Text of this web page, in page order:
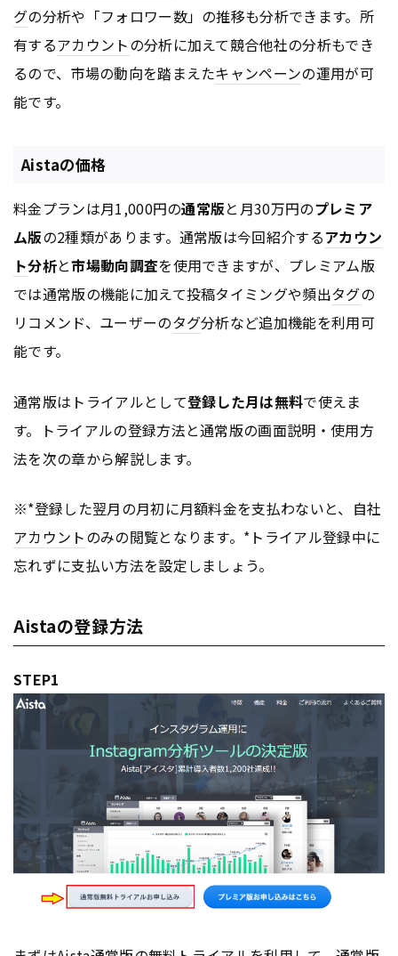
グの分析や「フォロワー数」の推移も分析できます。所
有するアカウントの分析に加えて競合他社の分析もでき
るので、市場の動向を踏まえたキャンペーンの運用が可
能です。
Aistaの価格
料金プランは月1,000円の通常版と月30万円のプレミア
ム版の2種類があります。通常版は今回紹介するアカウン
ト分析と市場動向調査を使用できますが、プレミアム版
では通常版の機能に加えて投稿タイミングや頻出タグの
リコメンド、ユーザーのタグ分析など追加機能を利用可
能です。
通常版はトライアルとして登録した月は無料で使えま
す。トライアルの登録方法と通常版の画面説明・使用方
法を次の章から解説します。
※*登録した翌月の月初に月額料金を支払わないと、自社
アカウントのみの閲覧となります。*トライアル登録中に
忘れずに支払い方法を設定しましょう。
Aistaの登録方法
STEP1